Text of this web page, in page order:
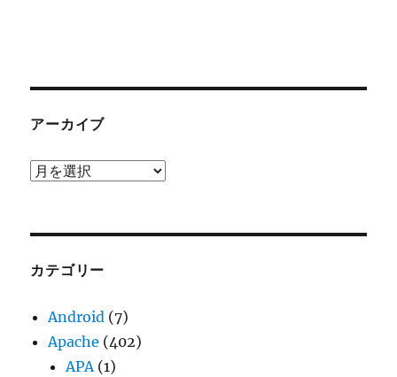
アーカイブ
ア
ブ
カテゴリー
Android (7)
Apache (402)
APA(1)